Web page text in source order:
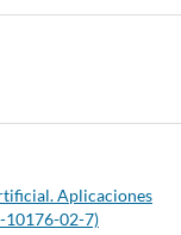
Aplicaciones
10176-02-7)